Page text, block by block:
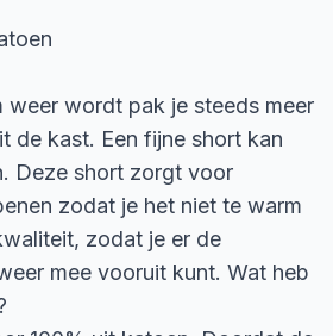
weer wordt pak je steeds meer
de kast. Een fijne short kan
Deze short zorgt voor
zodat je het niet te warm
zodat je er de
mee vooruit kunt. Wat heb